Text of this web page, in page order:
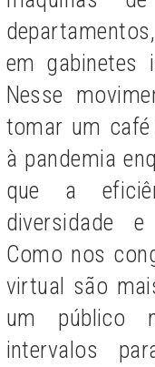
em gabinetes
Nesse
tomar um
à pandemia
que a
diversidade
Como nos
virtual são
um público
intervalos